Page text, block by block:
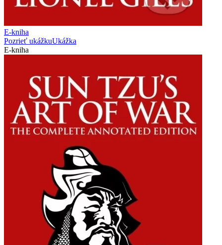
E-kniha
Pozrieť ukážkuUkážka
E-kniha